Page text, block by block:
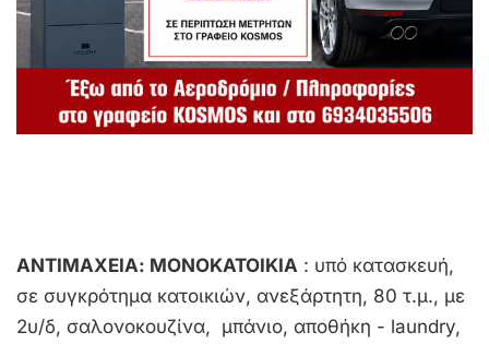
ΑΝΤΙΜΑΧΕΙΑ: ΜΟΝΟΚΑΤΟΙΚΙΑ : υπό κατασκευή,
σε συγκρότημα κατοικιών, ανεξάρτητη, 80 τ.μ., με
2υ/δ, σαλονοκουζίνα, μπάνιο, αποθήκη - laundry,